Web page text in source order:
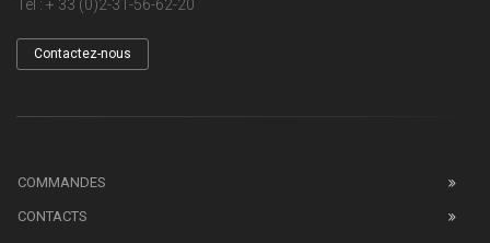
Tel : + 33 (0)2-31-56-62-20
Contactez-nous
COMMANDES
CONTACTS